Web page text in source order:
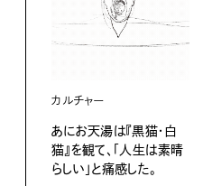
カルチャー
あにお天湯は『黒猫・白
猫』を観て、「人生は素晴
らしい」と痛感した。